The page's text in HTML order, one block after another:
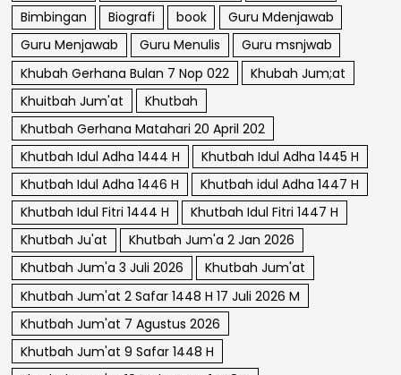
Bimbingan
Biografi book
Guru Mdenjawab
Guru Menjawab
Guru Menulis
Guru msnjwab
Khubah Gerhana Bulan 7 Nop 022
Khubah Jum;at
Khuitbah Jum'at
Khutbah
Khutbah Gerhana Matahari 20 April 202
Khutbah Idul Adha 1444 H
Khutbah Idul Adha 1445 H
Khutbah Idul Adha 1446 H
Khutbah idul Adha 1447 H
Khutbah Idul Fitri 1444 H
Khutbah Idul Fitri 1447 H
Khutbah Ju'at
Khutbah Jum'a 2 Jan 2026
Khutbah Jum'a 3 Juli 2026
Khutbah Jum'at
Khutbah Jum'at 2 Safar 1448 H 17 Juli 2026 M
Khutbah Jum'at 7 Agustus 2026
Khutbah Jum'at 9 Safar 1448 H